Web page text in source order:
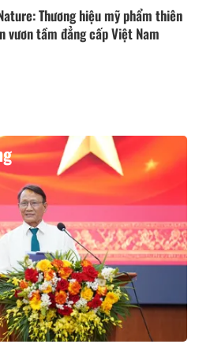
Thương hiệu mỹ phẩm thiên
vươn tầm đẳng cấp Việt Nam